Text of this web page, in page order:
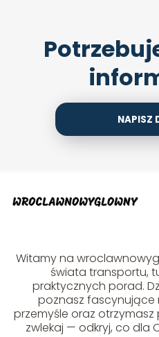
NAPISZ
Witamy na
świata transportu,
praktycznych porad.
poznasz fascynujące
przemyśle oraz otrzymasz
zwlekaj — odkryj, co dla